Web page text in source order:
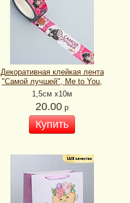
Декоративная клейкая лента
"Самой лучшей", Me to You,
1,5см х10м
20.00 р
Купить